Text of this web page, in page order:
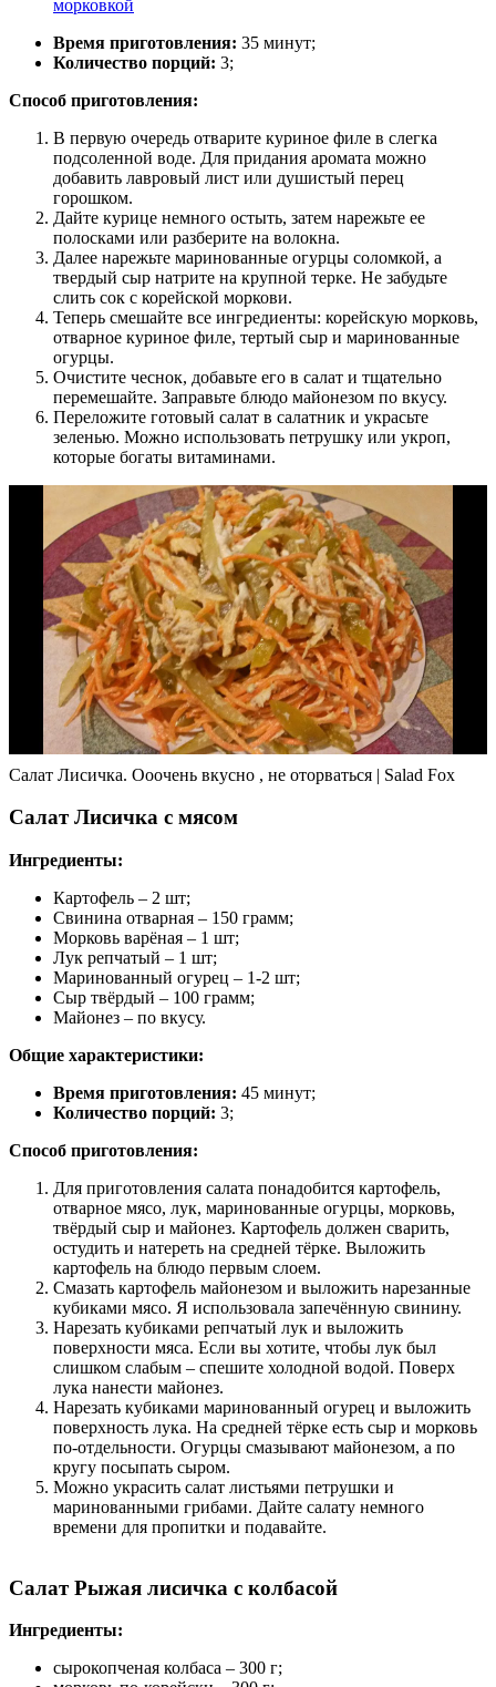
морковкой
Время приготовления: 35 минут;
Количество порций: 3;
Способ приготовления:
В первую очередь отварите куриное филе в слегка
подсоленной воде. Для придания аромата можно
добавить лавровый лист или душистый перец
горошком.
Дайте курице немного остыть, затем нарежьте ее
полосками или разберите на волокна.
Далее нарежьте маринованные огурцы соломкой, а
твердый сыр натрите на крупной терке. Не забудьте
слить сок с корейской моркови.
Теперь смешайте все ингредиенты: корейскую морковь,
отварное куриное филе, тертый сыр и маринованные
огурцы.
Очистите чеснок, добавьте его в салат и тщательно
перемешайте. Заправьте блюдо майонезом по вкусу.
Переложите готовый салат в салатник и украсьте
зеленью. Можно использовать петрушку или укроп,
которые богаты витаминами.
Салат Лисичка. Ооочень вкусно , не оторваться | Salad Fox
Салат Лисичка с мясом
Ингредиенты:
Картофель – 2 шт;
Свинина отварная – 150 грамм;
Морковь варёная – 1 шт;
Лук репчатый – 1 шт;
Маринованный огурец – 1-2 шт;
Сыр твёрдый – 100 грамм;
Майонез – по вкусу.
Общие характеристики:
Время приготовления: 45 минут;
Количество порций: 3;
Способ приготовления:
Для приготовления салата понадобится картофель,
отварное мясо, лук, маринованные огурцы, морковь,
твёрдый сыр и майонез. Картофель должен сварить,
остудить и натереть на средней тёрке. Выложить
картофель на блюдо первым слоем.
Смазать картофель майонезом и выложить нарезанные
кубиками мясо. Я использовала запечённую свинину.
Нарезать кубиками репчатый лук и выложить
поверхности мяса. Если вы хотите, чтобы лук был
слишком слабым – спешите холодной водой. Поверх
лука нанести майонез.
Нарезать кубиками маринованный огурец и выложить
поверхность лука. На средней тёрке есть сыр и морковь
по-отдельности. Огурцы смазывают майонезом, а по
кругу посыпать сыром.
Можно украсить салат листьями петрушки и
маринованными грибами. Дайте салату немного
времени для пропитки и подавайте.
Салат Рыжая лисичка с колбасой
Ингредиенты:
сырокопченая колбаса – 300 г;